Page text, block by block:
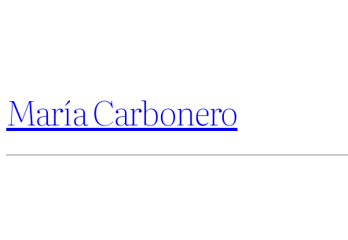
María Carbonero